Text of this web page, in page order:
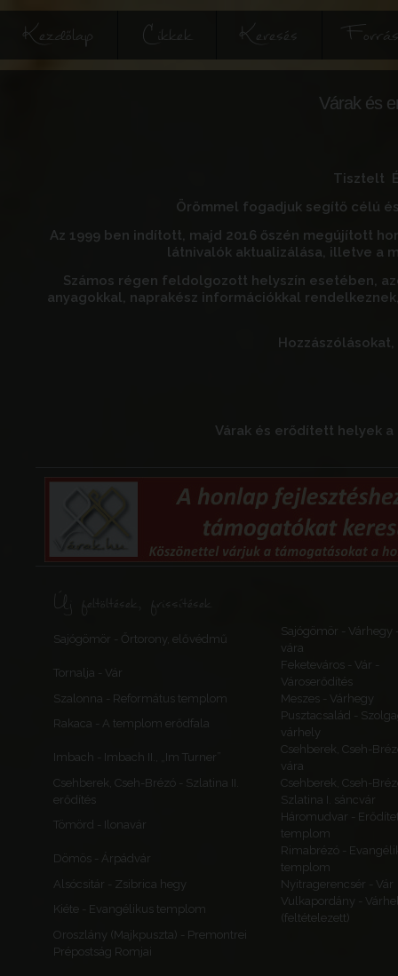
Kezdőlap Cikkek Keresés
Várak és
Tisztelt
Örömmel fogadjuk segítő célú
Az 1999 ben indított, majd 2016 őszén megújított
látnivalók aktualizálása, illetve a
Számos régen feldolgozott helyszín esetében,
anyagokkal, naprakész információkkal
Várak és erődített helyek
Új feltöltések, frissítések
Sajógömör - Őrtorony, elővédmű
Sajógömör - Várhegy
vára
Tornalja - Vár
Feketeváros - Vár -
Városerődítés
Szalonna - Református templom
Meszes - Várhegy
Rakaca - A templom erődfala
Pusztacsalád -
várhely
Imbach - Imbach II., „Im Turner”
Csehberek, Cseh-
vára
Csehberek, Cseh-Brézó - Szlatina II.
erődítés
Csehberek, Cseh-
Szlatina I. sáncvár
Tömörd - Ilonavár
Háromudvar -
templom
Dömös - Árpádvár
Rimabrézó -
templom
Alsócsitár - Zsibrica hegy
Nyitragerencsér - Vár
Kiéte - Evangélikus templom
Vulkapordány -
(feltételezett)
Oroszlány (Majkpuszta) - Premontrei
Prépostság Romjai